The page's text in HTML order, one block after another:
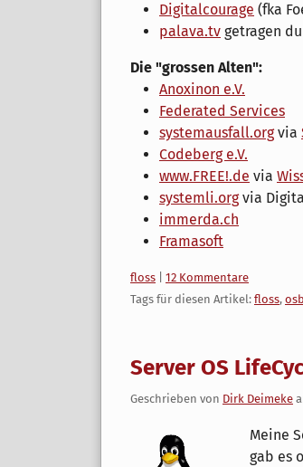
Digitalcourage (fka
palava.tv getragen
Die "grossen Alten":
Anoxinon e.V.
Federated Services
systemausfall.orgvia
Codeberg e.V.
www.FREE!.de via
systemli.orgvia
immerda.ch
Framasoft
Kategorien:
floss
12 Kommentare
Tags für diesen Artikel: floss,
Server OS
Geschrieben von Dirk Deimeke
Meine
gab es